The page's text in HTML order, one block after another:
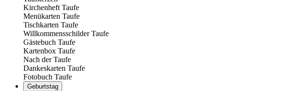
Kirchenheft Taufe
Menükarten Taufe
Tischkarten Taufe
Willkommensschilder Taufe
Gästebuch Taufe
Kartenbox Taufe
Nach der Taufe
Dankeskarten Taufe
Fotobuch Taufe
Geburtstag